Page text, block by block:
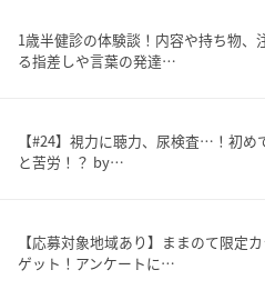
1歳半健診の体験談！内容や持ち物、
る指差しや言葉の発達…
【#24】視力に聴力、尿検査…！初め
と苦労！？ by…
【応募対象地域あり】ままのて限定
ゲット！アンケートに…